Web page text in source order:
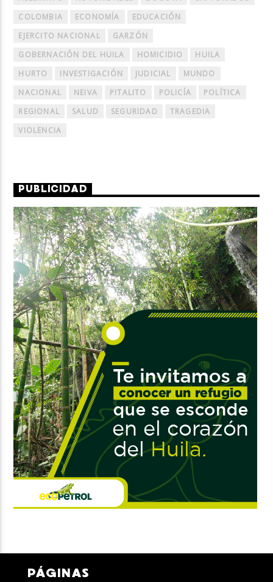
COLOMBIA
ECONOMÍA
EDUCACIÓN
EJERCITO NACIONAL
GARZÓN
GOBERNACIÓN DEL HUILA
HOMICIDIO
HUILA
HURTO
INVESTIGACIÓN JUDICIAL
MUNDO
NACIONAL
NEIVA PITALITO POLICÍA
POLÍTICA
REGIONAL
SALUD SEGURIDAD
TRAGEDIA
VIOLENCIA
PUBLICIDAD
PÁGINAS